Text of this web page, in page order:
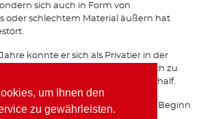
um Ihnen den
zu gewährleisten.
sich auch in Form von
oder schlechtem Material äußern hat
konnte er sich als Privatier in der
einfahren, was Ihm schließlich zu
im Team von Horst Schübel verhalf.
Erfolgen mit Freisinger Porsche zu Beginn